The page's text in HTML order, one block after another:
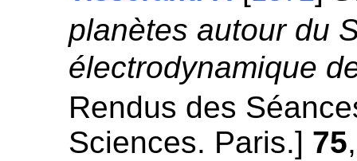
planètes autour du
électrodynamique
Rendus des
Sciences. Paris.] 75